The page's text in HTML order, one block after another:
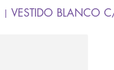
VESTIDO BLANCO